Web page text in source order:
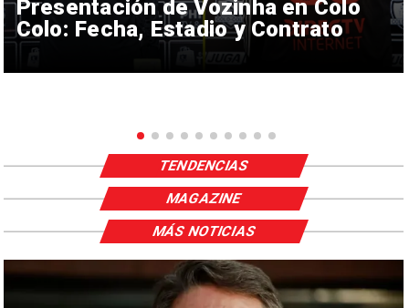
Presentación de Vozinha en Colo
Colo: Fecha, Estadio y Contrato
TENDENCIAS
MAGAZINE
MÁS NOTICIAS